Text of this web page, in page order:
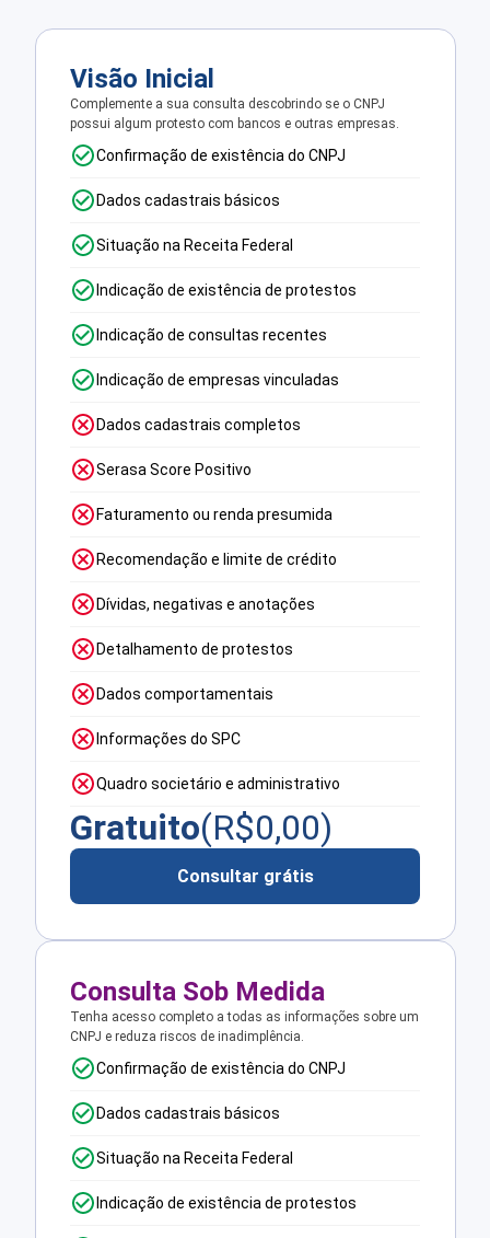
Visão Inicial
Complemente a sua consulta descobrindo se o CNPJ
possui algum protesto com bancos e outras empresas.
Confirmação de existência do CNPJ
Dados cadastrais básicos
Situação na Receita Federal
Indicação de existência de protestos
Indicação de consultas recentes
Indicação de empresas vinculadas
Dados cadastrais completos
Serasa Score Positivo
Faturamento ou renda presumida
Recomendação e limite de crédito
Dívidas, negativas e anotações
Detalhamento de protestos
Dados comportamentais
Informações do SPC
Quadro societário e administrativo
Gratuito(R$0,00)
Consultar grátis
Consulta Sob Medida
Tenha acesso completo a todas as informações sobre um
CNPJ e reduza riscos de inadimplência.
Confirmação de existência do CNPJ
Dados cadastrais básicos
Situação na Receita Federal
Indicação de existência de protestos